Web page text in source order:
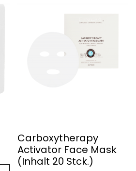
Carboxytherapy
Activator Face Mask
(Inhalt 20 Stck.)